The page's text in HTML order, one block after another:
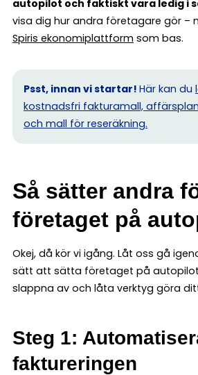
autopilot och faktiskt vara ledig i
visa dig hur andra företagare gör –
Spiris ekonomiplattform som bas.
Psst, innan vi startar! Här kan du
kostnadsfri fakturamall,
och mall för reseräkning.
Så sätter andra
företaget på
Okej, då kör vi igång. Låt oss gå
sätt att sätta företaget på
slappna av och låta verktyg göra
Steg 1:
faktureringen